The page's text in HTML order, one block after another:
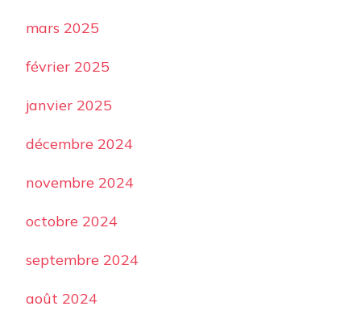
mars 2025
février 2025
janvier 2025
décembre 2024
novembre 2024
octobre 2024
septembre 2024
août 2024